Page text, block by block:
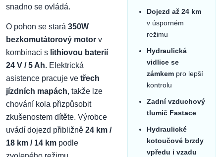
snadno se ovládá.
O pohon se stará 350W
bezkomutátorový motor v
kombinaci s lithiovou baterií
24 V / 5 Ah. Elektrická
asistence pracuje ve třech
jízdních mapách, takže lze
chování kola přizpůsobit
zkušenostem dítěte. Výrobce
uvádí dojezd přibližně 24 km /
18 km / 14 km podle
Dojezd až 24 km
v úsporném
režimu
Hydraulická
vidlice se
zámkem pro lepší
kontrolu
Zadní vzduchový
tlumič Fastace
Hydraulické
kotoučové brzdy
vpředu i vzadu